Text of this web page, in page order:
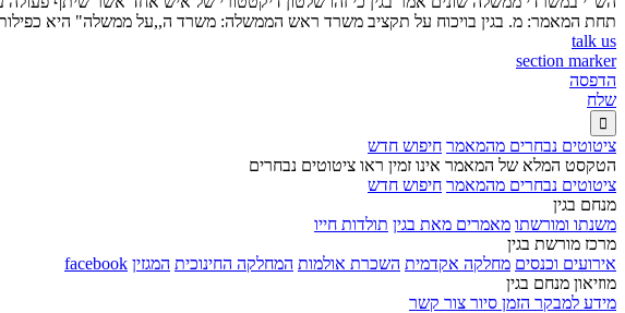
תחת המאמר: מ. בגין בויכוח על תקציב משרד ראש הממשלה: משרד ה,,על ממשלה" היא
talk us
section marker
הדפסה
שלח

ציטוטים נבחרים מהמאמר חיפוש חדש
הטקסט המלא של המאמר אינו זמין ראו ציטוטים נבחרים
ציטוטים נבחרים מהמאמר חיפוש חדש
מנחם בגין
משנתו ומורשתו מאמרים מאת בגין תולדות חייו
מרכז מורשת בגין
אירועים וכנסים מחלקה אקדמית השכרת אולמות המחלקה החינוכית המגזין facebook
מוזיאון מנחם בגין
מידע למבקר הזמן סיור צור קשר